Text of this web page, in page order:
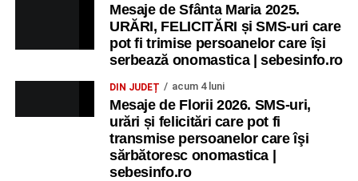
Mesaje de Sfânta Maria 2025.
URĂRI, FELICITĂRI și SMS-uri care
pot fi trimise persoanelor care își
serbează onomastica | sebesinfo.ro
DIN JUDEȚ acum 4 luni
Mesaje de Florii 2026. SMS-uri,
urări și felicitări care pot fi
transmise persoanelor care îşi
sărbătoresc onomastica |
sebesinfo.ro